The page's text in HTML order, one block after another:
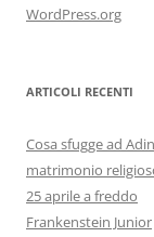
WordPress.org
ARTICOLI RECENTI
Cosa sfugge ad
matrimonio
25 aprile a freddo
Frankenstein Junior